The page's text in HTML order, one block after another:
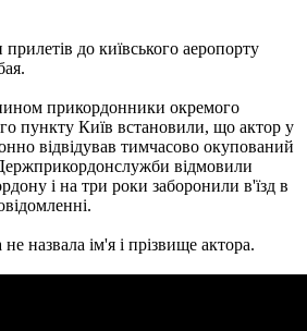
до київського аеропорту
прикордонники окремого
пункту Київ встановили, що актор у
відвідував тимчасово окупований
відмовили
і на три роки заборонили в'їзд в
назвала ім'я і прізвище актора.